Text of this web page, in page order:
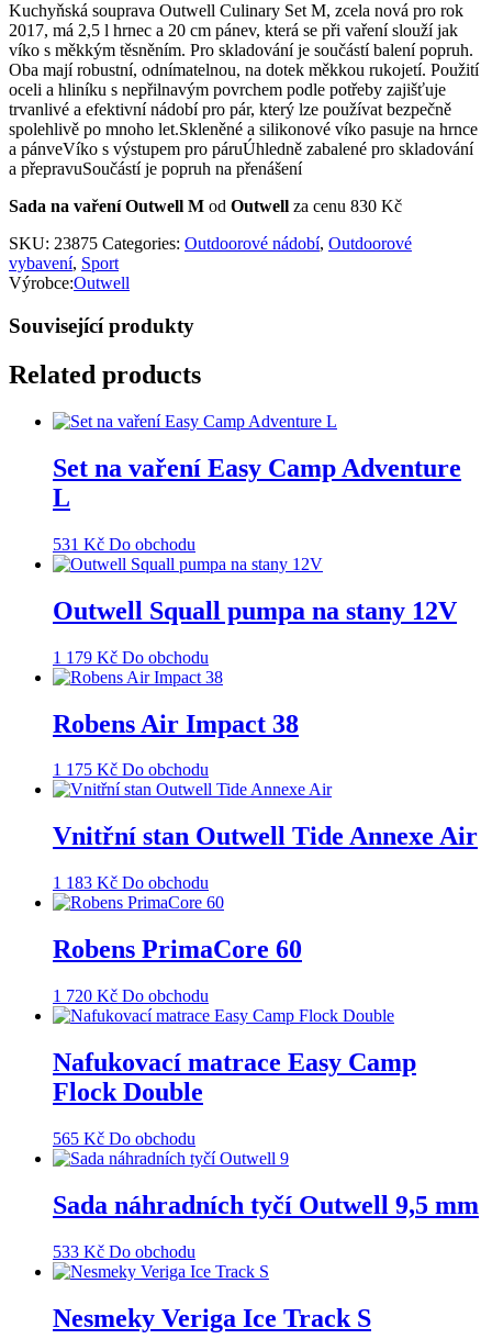
Kuchyňská souprava Outwell Culinary Set M, zcela nová pro rok
2017, má 2,5 l hrnec a 20 cm pánev, která se při vaření slouží jak
víko s měkkým těsněním. Pro skladování je součástí balení popruh.
Oba mají robustní, odnímatelnou, na dotek měkkou rukojetí. Použití
oceli a hliníku s nepřilnavým povrchem podle potřeby zajišťuje
trvanlivé a efektivní nádobí pro pár, který lze používat bezpečně
spolehlivě po mnoho let.Skleněné a silikonové víko pasuje na hrnce
a pánveVíko s výstupem pro páruÚhledně zabalené pro skladování
a přepravuSoučástí je popruh na přenášení
Sada na vaření Outwell M od Outwell za cenu 830 Kč
SKU: 23875 Categories: Outdoorové nádobí, Outdoorové
vybavení, Sport
Výrobce:Outwell
Související produkty
Related products
Set na vaření Easy Camp Adventure
L
531 Kč Do obchodu
Outwell Squall pumpa na stany 12V
1 179 Kč Do obchodu
Robens Air Impact 38
1 175 Kč Do obchodu
Vnitřní stan Outwell Tide Annexe Air
1 183 Kč Do obchodu
Robens PrimaCore 60
1 720 Kč Do obchodu
Nafukovací matrace Easy Camp
Flock Double
565 Kč Do obchodu
Sada náhradních tyčí Outwell 9,5 mm
533 Kč Do obchodu
Nesmeky Veriga Ice Track S